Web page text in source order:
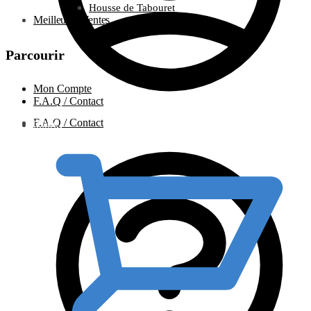
F.A.Q / Contact
Housse de Tabouret
Meilleures Ventes
Parcourir
Mon Compte
F.A.Q / Contact
0.00€